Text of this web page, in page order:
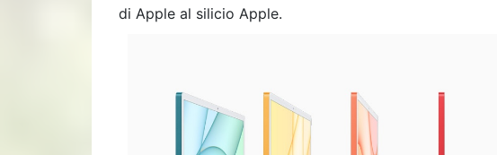
di Apple al silicio Apple.